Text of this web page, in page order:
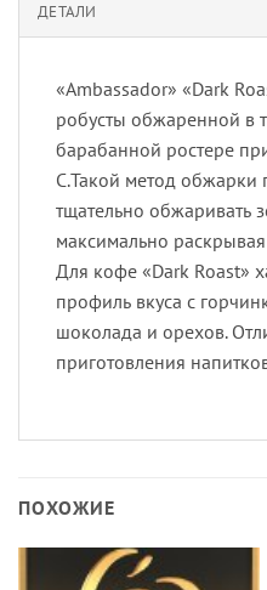
ДЕТАЛИ
«Ambassador» «Dark
робусты обжаренной в
барабанной ростере
С.Такой метод обжарки
тщательно обжаривать
максимально
Для кофе «Dark Roast»
профиль вкуса с
шоколада и орехов.
приготовления
ПОХОЖИЕ